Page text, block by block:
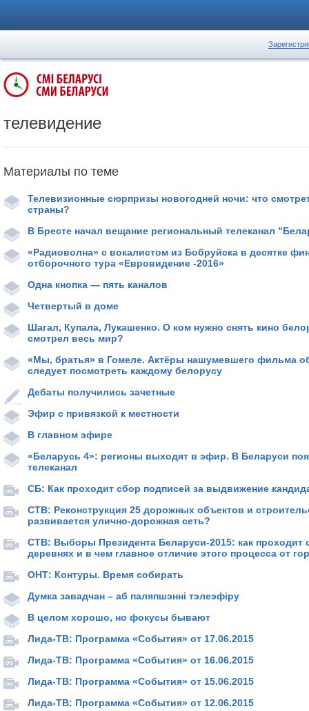
телевидение
Материалы по теме
Телевизионные сюрпризы новогодней ночи: что
страны?
В Бресте начал вещание региональный телеканал
«Радиоволна» с вокалистом из Бобруйска в десятке
отборочного тура «Евровидение -2016»
Одна кнопка — пять каналов
Четвертый в доме
Шагал, Купала, Лукашенко. О ком нужно снять кино
смотрел весь мир?
«Мы, братья» в Гомеле. Актёры нашумевшего фильма
следует посмотреть каждому белорусу
Дебаты получились зачетные
Эфир с привязкой к местности
В главном эфире
«Беларусь 4»: регионы выходят в эфир. В Беларуси
телеканал
СБ: Как проходит сбор подписей за выдвижение
СТВ: Реконструкция 25 дорожных объектов и
развивается улично-дорожная сеть?
СТВ: Выборы Президента Беларуси-2015: как проходит
деревнях и в чем главное отличие этого процесса от
ОНТ: Контуры. Время собирать
Думка завадчан – аб паляпшэнні тэлеэфіру
В целом хорошо, но фокусы бывают
Лида-ТВ: Программа «События» от 17.06.2015
Лида-ТВ: Программа «События» от 16.06.2015
Лида-ТВ: Программа «События» от 15.06.2015
Лида-ТВ: Программа «События» от 12.06.2015